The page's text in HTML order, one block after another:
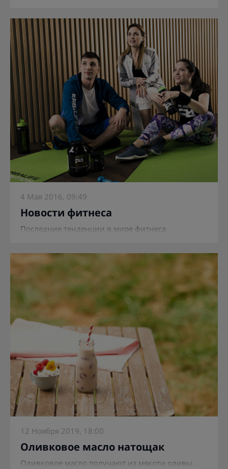
4 Мая 2016, 09:49
Новости фитнеса
Последние тенденции в мире фитнеса
12 Ноября 2019, 18:00
Оливковое масло натощак
Оливковое масло получают из мякоти оливы...